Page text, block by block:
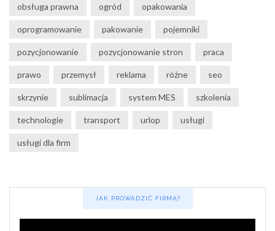
obsługa prawna ogród opakowania
oprogramowanie pakowanie pojemniki
pozycjonowanie pozycjonowanie stron praca
prawo przemysł reklama różne seo
skrzynie sublimacja system MES szkolenia
technologie transport urlop usługi
usługi dla firm
JAK PROWADZIĆ FIRMĄ?